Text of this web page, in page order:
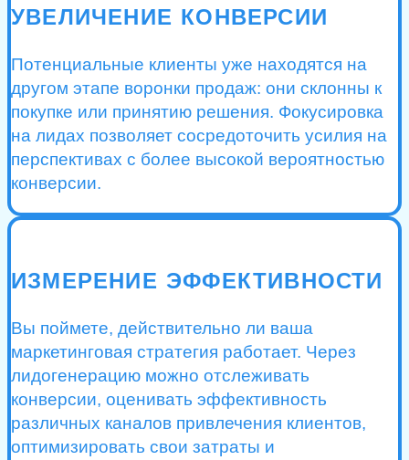
УВЕЛИЧЕНИЕ КОНВЕРСИИ
Потенциальные клиенты уже находятся на
другом этапе воронки продаж: они склонны к
покупке или принятию решения. Фокусировка
на лидах позволяет сосредоточить усилия на
перспективах с более высокой вероятностью
конверсии.
ИЗМЕРЕНИЕ ЭФФЕКТИВНОСТИ
Вы поймете, действительно ли ваша
маркетинговая стратегия работает. Через
лидогенерацию можно отслеживать
конверсии, оценивать эффективность
различных каналов привлечения клиентов,
оптимизировать свои затраты и